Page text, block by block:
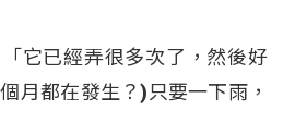
它已經弄很多次了，然後好
月都在發生？)只要一下雨，